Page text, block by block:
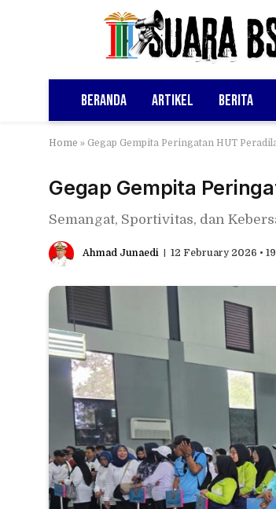
Beranda Artikel Berita
Home » Gegap Gempita Peringatan HUT
Gegap Gempita
Semangat, Sportivitas, dan
Ahmad Junaedi 12 February 2026 •